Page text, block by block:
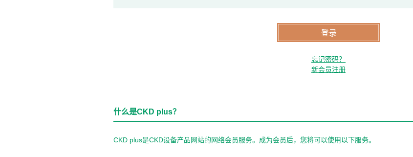
忘记密码？
新会员注册
什么是CKD plus？
CKD plus是CKD设备产品网站的网络会员服务。成为会员后，您将可以使用以下服务。